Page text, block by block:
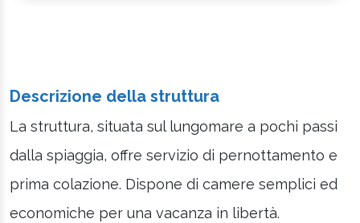
Descrizione della struttura
La struttura, situata sul lungomare a pochi passi
dalla spiaggia, offre servizio di pernottamento e
prima colazione. Dispone di camere semplici ed
economiche per una vacanza in libertà.